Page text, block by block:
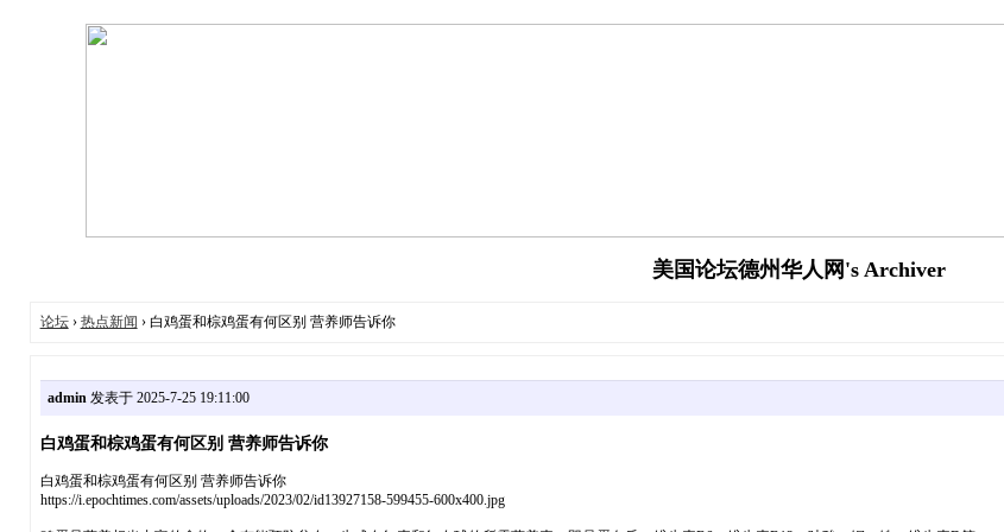
美国论坛德州华人网's Archiver
论坛› 热点新闻 › 白鸡蛋和棕鸡蛋有何区别 营养师告诉你
admin发表于 2025-7-25 19:11:00
白鸡蛋和棕鸡蛋有何区别 营养师告诉你
白鸡蛋和棕鸡蛋有何区别 营养师告诉你
https://i.epochtimes.com/assets/uploads/2023/02/id13927158-599455-600x400.jpg